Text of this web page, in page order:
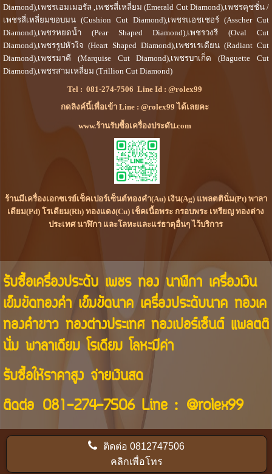
Diamond),เพชรเอมเมอรัล ,เพชรสี่เหลี่ยม (Emerald Cut Diamond),เพชรคุชชั่น /
เพชรสี่เหลี่ยมขอบมน (Cushion Cut Diamond),เพชรแอชเชอร์ (Asscher Cut
Diamond),เพชรหยดน้ำ (Pear Shaped Diamond),เพชรวงรี (Oval Cut
Diamond),เพชรรูปหัวใจ (Heart Shaped Diamond),เพชรเรเดียน (Radiant Cut
Diamond),เพชรมาคี (Marquise Cut Diamond),เพชรบาเก็ต (Baguette Cut
Diamond),เพชรสามเหลี่ยม (Trillion Cut Diamond)
Tel :081-274-7506 Line Id :@rolex99
กดลิงค์นี้เพื่อเข้า Line : @rolex99 ได้เลยคะ
www.ร้านรับซื้อเครื่องประดับ.com
ร้านมีเครื่องเอกซเรย์เช็คเปอร์เซ็นต์ทองคำ(Au) เงิน(Ag) แพลตตินั่ม(Pt) พาลา
เดียม(Pd) โรเดียม(Rh) ทองแดง(Cu) เช็คเนื้อพระ กรอบพระ เหรียญ ทองต่าง
ประเทศ นาฬิกา และโลหะและแร่ธาตุอื่นๆ ไว้บริการ
รับซื้อเครื่องประดับ เพชร ทอง นาฬิกา เครื่องเงิน
เข็มขัดทองคำ เข็มขัดนาค เครื่องประดับนาค ทองเค
ทองคำขาว ทองต่างประเทศ ทองเปอร์เซ็นต์ แพลตติ
นั่ม พาลาเดียม โรเดียม โลหะมีค่า
รับซื้อให้ราคาสูง จ่ายเงินสด
ติดต่อ 081-274-7506Line : @rolex99
ติดต่อ0812747506
คลิกเพื่อโทร